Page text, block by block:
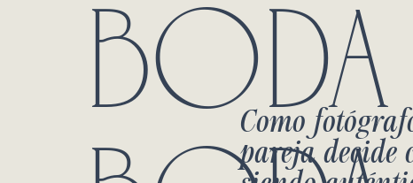
BODA
Como
pareja decide